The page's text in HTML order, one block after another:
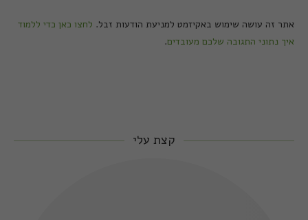
אתר זה עושה שימוש באקיזמט למניעת הודעות זבל. לחצו כאן כדי ללמוד
איך נתוני התגובה שלכם מעובדים.
קצת עלי